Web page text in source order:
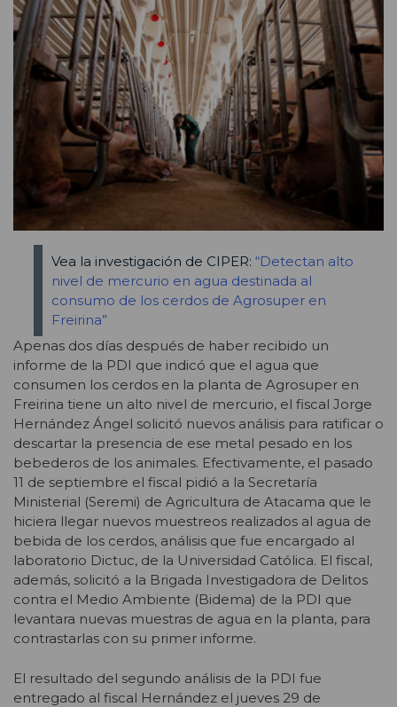
Vea la investigación de CIPER: “Detectan alto
nivel de mercurio en agua destinada al
consumo de los cerdos de Agrosuper en
Freirina”
Apenas dos días después de haber recibido un
informe de la PDI que indicó que el agua que
consumen los cerdos en la planta de Agrosuper en
Freirina tiene un alto nivel de mercurio, el fiscal Jorge
Hernández Ángel solicitó nuevos análisis para ratificar o
descartar la presencia de ese metal pesado en los
bebederos de los animales. Efectivamente, el pasado
11 de septiembre el fiscal pidió a la Secretaría
Ministerial (Seremi) de Agricultura de Atacama que le
hiciera llegar nuevos muestreos realizados al agua de
bebida de los cerdos, análisis que fue encargado al
laboratorio Dictuc, de la Universidad Católica. El fiscal,
además, solicitó a la Brigada Investigadora de Delitos
contra el Medio Ambiente (Bidema) de la PDI que
levantara nuevas muestras de agua en la planta, para
contrastarlas con su primer informe.
El resultado del segundo análisis de la PDI fue
entregado al fiscal Hernández el jueves 29 de